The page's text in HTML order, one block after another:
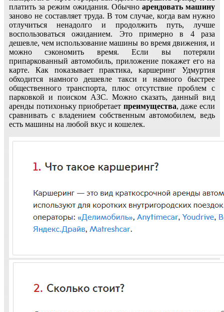
платить за режим ожидания. Обычно арендовать машину
заново не составляет труда. В том случае, когда вам нужно
отлучиться ненадолго и продолжить путь, лучше
воспользоваться ожиданием. Это примерно в 4 раза
дешевле, чем использование машины во время движения, и
можно сэкономить время. Если вы потеряли
припаркованный автомобиль, приложение покажет его на
карте. Как показывает практика, каршеринг Удмуртия
обходится намного дешевле такси и намного быстрее
общественного транспорта, плюс отсутствие проблем с
парковкой и поиском АЗС. Можно сказать, данный вид
аренды потихоньку приобретает преимущества, даже если
сравнивать с владением собственным автомобилем, ведь
есть машины на любой вкус и кошелек.